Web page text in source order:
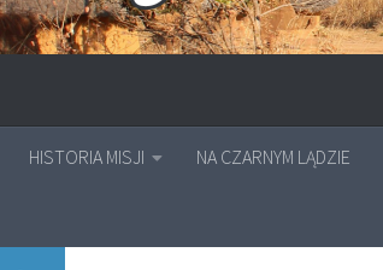
HISTORIA MISJI NA CZARNYM LĄDZIE